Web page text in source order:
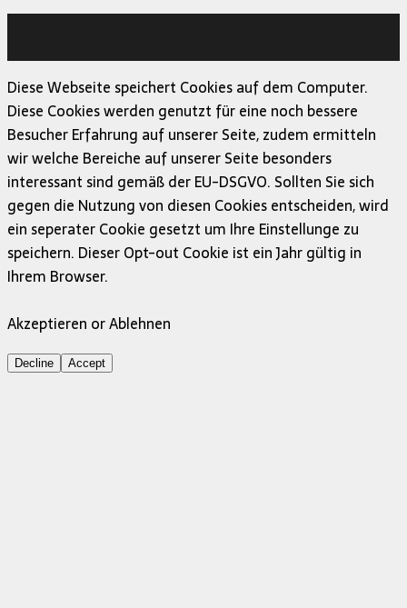
Diese Webseite speichert Cookies auf dem Computer.
Diese Cookies werden genutzt für eine noch bessere
Besucher Erfahrung auf unserer Seite, zudem ermitteln
wir welche Bereiche auf unserer Seite besonders
interessant sind gemäß der EU-DSGVO. Sollten Sie sich
gegen die Nutzung von diesen Cookies entscheiden, wird
ein seperater Cookie gesetzt um Ihre Einstellunge zu
speichern. Dieser Opt-out Cookie ist ein Jahr gültig in
Ihrem Browser.
Akzeptieren or Ablehnen
Decline Accept